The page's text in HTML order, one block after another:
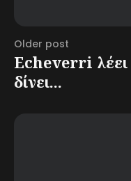
Older post
Echeverri
δίνει...